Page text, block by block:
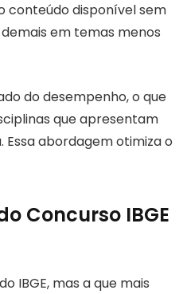
conteúdo disponível sem
em temas menos
do desempenho, o que
que apresentam
abordagem otimiza o
Concurso IBGE
IBGE, mas a que mais